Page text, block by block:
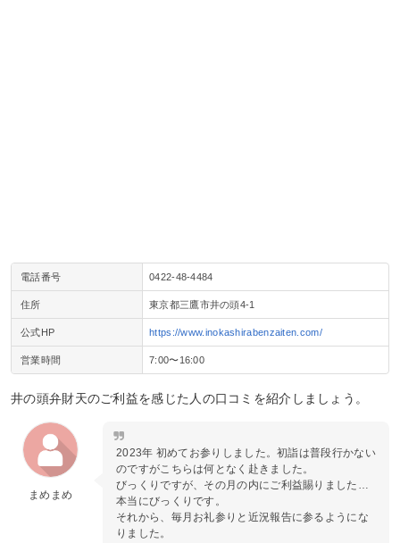
電話番号 0422‐48‐4484
住所 東京都三鷹市井の頭4‐1
公式HP https://www.inokashirabenzaiten.com/
営業時間 7:00〜16:00
井の頭弁財天のご利益を感じた人の口コミを紹介しましょう。
まめまめ
2023年 初めてお参りしました。初詣は普段行かない
のですがこちらは何となく赴きました。
びっくりですが、その月の内にご利益賜りました…
本当にびっくりです。
それから、毎月お礼参りと近況報告に参るようにな
りました。